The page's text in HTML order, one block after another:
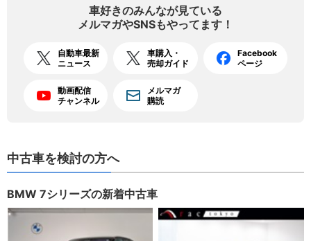
車好きのみんなが見ている
メルマガやSNSもやってます！
自動車最新
ニュース
車購入・
売却ガイド
Facebook
ページ
動画配信
チャンネル
メルマガ
購読
中古車を検討の方へ
BMW 7シリーズの新着中古車